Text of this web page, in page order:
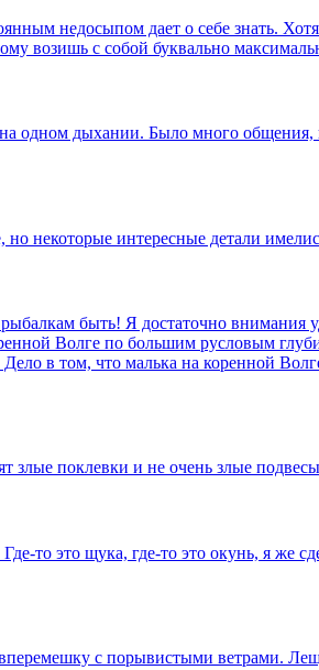
недосыпом дает о себе знать.
возишь с собой буквально
дыхании. Было много общения,
некоторые интересные детали
быть! Я достаточно внимания
Волге по большим русловым
в том, что малька на коренной
поклевки и не очень злые
то это щука, где-то это окунь, я же
с порывистыми ветрами.